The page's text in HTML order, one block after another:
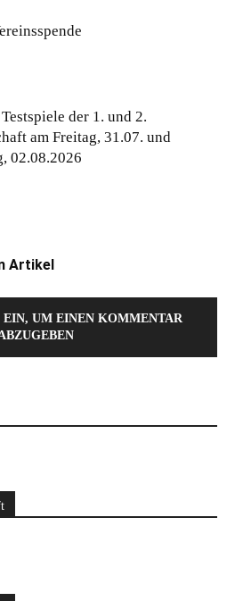
der 1. und 2.
am Freitag, 31.07. und
02.08.2026
Artikel
EIN, UM EINEN KOMMENTAR